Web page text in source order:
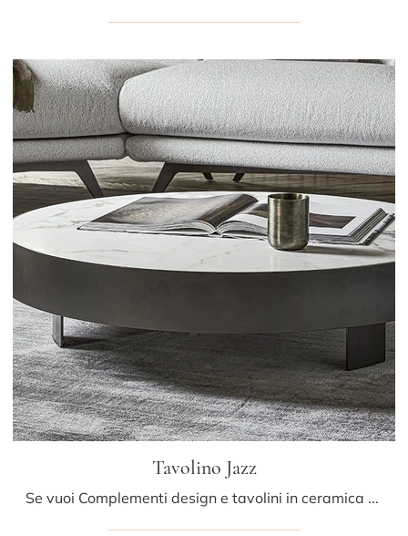
Tavolino Jazz
Se vuoi Complementi design e tavolini in ceramica scopri di più sul modello Tavolino Jazz del marchio Bonaldo.